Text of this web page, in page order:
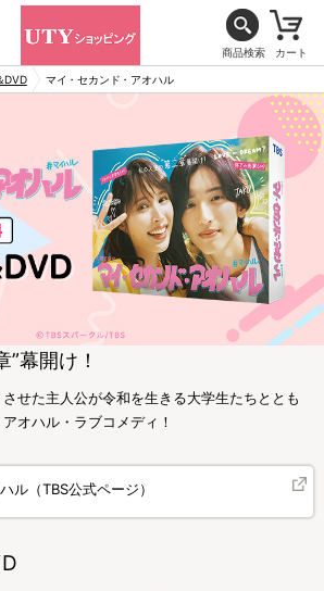
商品検索 カート
DVD マイ・セカンド・アオハル
幕開け！
せた主人公が令和を生きる大学生たちととも
オハル・ラブコメディ！
ル（TBS公式ページ）